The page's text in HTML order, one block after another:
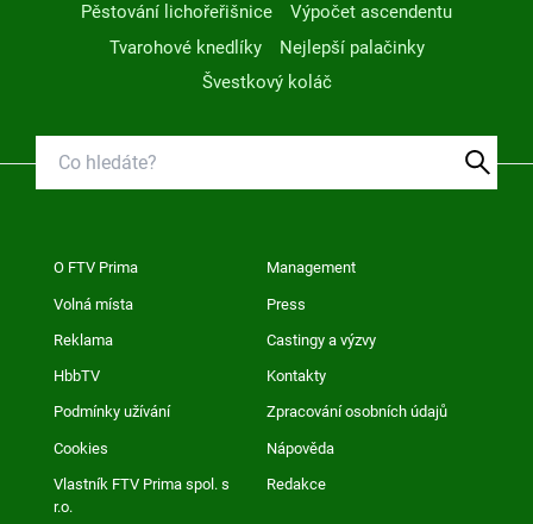
Pěstování lichořeřišnice
Výpočet ascendentu
Tvarohové knedlíky
Nejlepší palačinky
Švestkový koláč
O FTV Prima Management
Volná místa Press
Reklama Castingy a výzvy
HbbTV Kontakty
Podmínky užívání Zpracování osobních údajů
Cookies Nápověda
Vlastník FTV Prima spol. s
r.o.
Redakce